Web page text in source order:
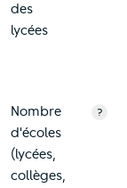
des
lycées
Nombre
d'écoles
(lycées,
collèges,
?